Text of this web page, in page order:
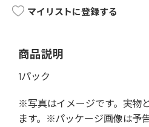
マイリストに登録する
商品説明
1パック
※写真はイメージです。実物
ます。※パッケージ画像は予